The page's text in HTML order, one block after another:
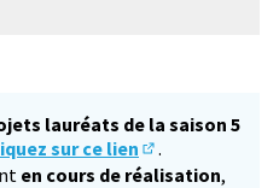
lauréats de la saison 5
sur ce lien
(S'ouvre dans
.
en cours de réalisation,